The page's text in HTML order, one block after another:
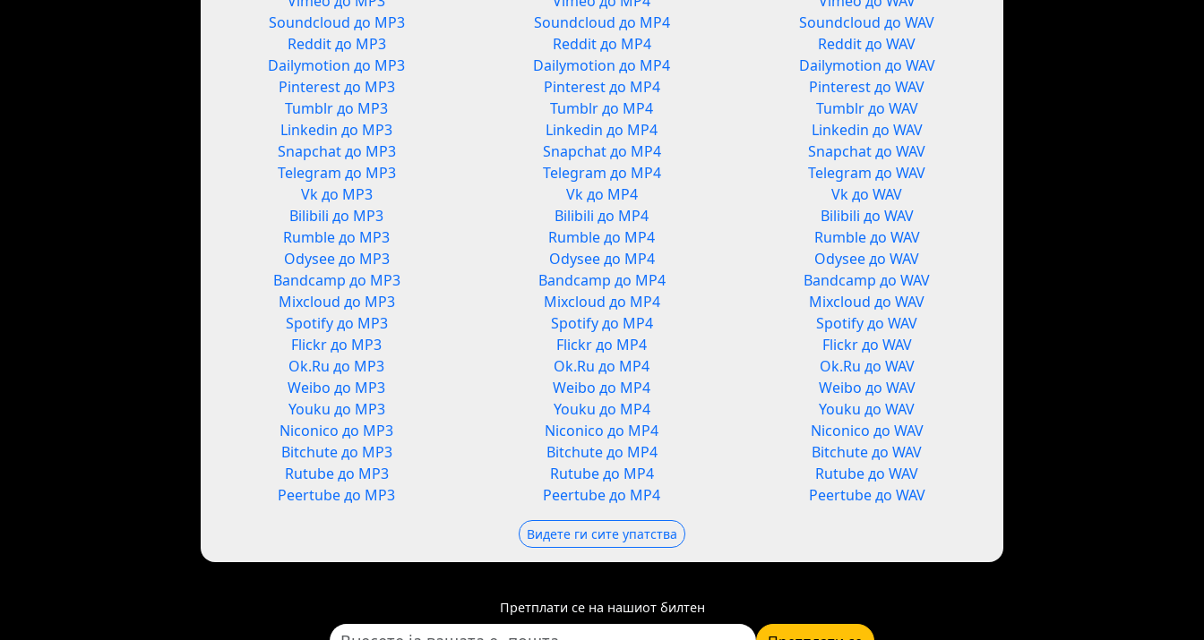
Soundcloud до MP3
Reddit до MP3
Dailymotion до MP3
Pinterest до MP3
Tumblr до MP3
Linkedin до MP3
Snapchat до MP3
Telegram до MP3
Vk до MP3
Bilibili до MP3
Rumble до MP3
Odysee до MP3
Bandcamp до MP3
Mixcloud до MP3
Spotify до MP3
Flickr до MP3
Ok.Ru до MP3
Weibo до MP3
Youku до MP3
Niconico до MP3
Bitchute до MP3
Rutube до MP3
Peertube до MP3
Soundcloud до MP4
Reddit до MP4
Dailymotion до MP4
Pinterest до MP4
Tumblr до MP4
Linkedin до MP4
Snapchat до MP4
Telegram до MP4
Vk до MP4
Bilibili до MP4
Rumble до MP4
Odysee до MP4
Bandcamp до MP4
Mixcloud до MP4
Spotify до MP4
Flickr до MP4
Ok.Ru до MP4
Weibo до MP4
Youku до MP4
Niconico до MP4
Bitchute до MP4
Rutube до MP4
Peertube до MP4
Soundcloud до WAV
Reddit до WAV
Dailymotion до WAV
Pinterest до WAV
Tumblr до WAV
Linkedin до WAV
Snapchat до WAV
Telegram до WAV
Vk до WAV
Bilibili до WAV
Rumble до WAV
Odysee до WAV
Bandcamp до WAV
Mixcloud до WAV
Spotify до WAV
Flickr до WAV
Ok.Ru до WAV
Weibo до WAV
Youku до WAV
Niconico до WAV
Bitchute до WAV
Rutube до WAV
Peertube до WAV
Видете ги сите упатства
Претплати се на нашиот билтен